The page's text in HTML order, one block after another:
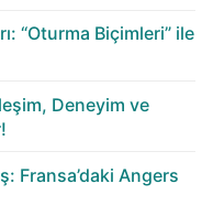
“Oturma Biçimleri” ile
Deneyim ve
Fransa’daki Angers